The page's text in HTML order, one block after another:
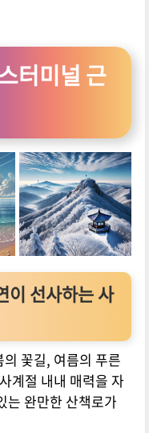
터미널 근
이 선사하는 사
꽃길, 여름의 푸른
계절 내내 매력을 자
는 완만한 산책로가